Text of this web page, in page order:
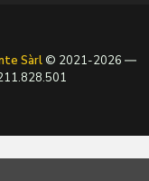
Sàrl© 2021-2026 ―